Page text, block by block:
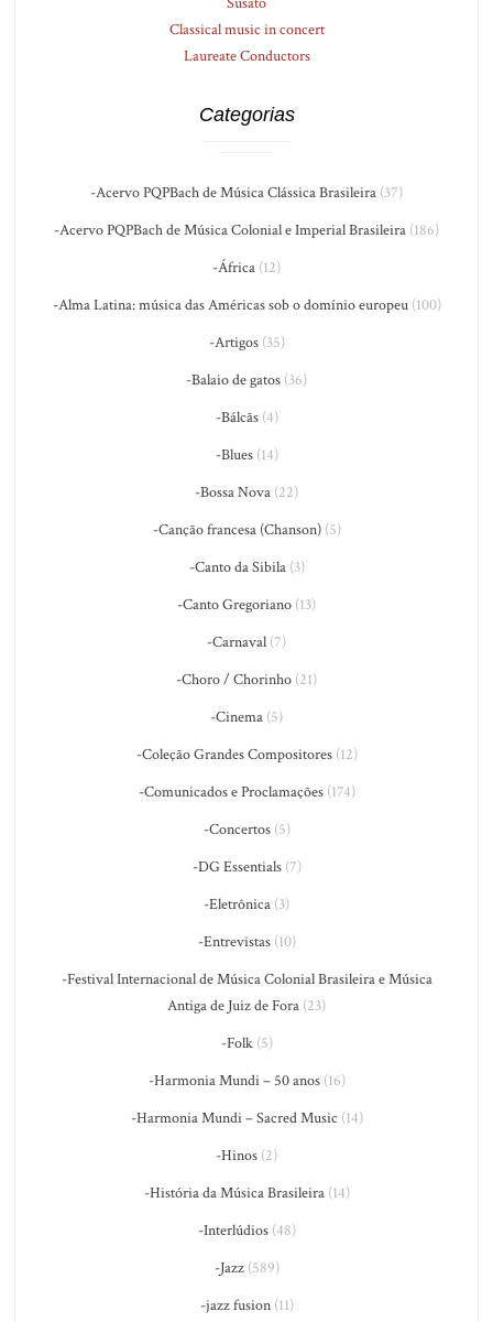
Classical music in concert
Laureate Conductors
Categorias
-Acervo PQPBach de Música Clássica Brasileira (37)
-Acervo PQPBach de Música Colonial e Imperial Brasileira (186)
-África (12)
-Alma Latina: música das Américas sob o domínio europeu(100)
-Artigos(35)
-Balaio de gatos (36)
-Bálcãs(4)
-Blues(14)
-Bossa Nova (22)
-Canção francesa (Chanson)(5)
-Canto da Sibila(3)
-Canto Gregoriano (13)
-Carnaval (7)
-Choro / Chorinho (21)
-Cinema (5)
-Coleção Grandes Compositores(12)
-Comunicados e Proclamações(174)
-Concertos(5)
-DG Essentials(7)
-Eletrônica (3)
-Entrevistas(10)
-Festival Internacional de Música Colonial Brasileira e Música
Antiga de Juiz de Fora (23)
-Folk(5)
-Harmonia Mundi – 50 anos(16)
-Harmonia Mundi – Sacred Music (14)
-Hinos (2)
-História da Música Brasileira(14)
-Interlúdios(48)
-Jazz(589)
-jazz fusion(11)